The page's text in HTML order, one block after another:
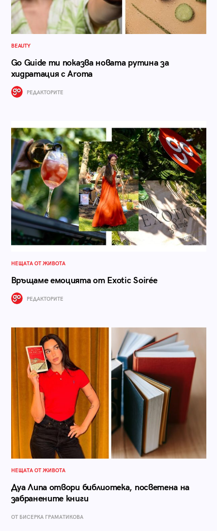
BEAUTY
Go Guide ти показва новата рутина за
хидратация с Aroma
РЕДАКТОРИТЕ
НЕЩАТА ОТ ЖИВОТА
Връщаме емоцията от Exotic Soirée
РЕДАКТОРИТЕ
НЕЩАТА ОТ ЖИВОТА
Дуа Липа отвори библиотека, посветена на
забранените книги
ОТ БИСЕРКА ГРАМАТИКОВА